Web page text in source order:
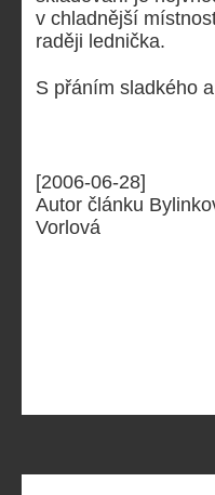
v chladnější
raději lednička.
S přáním sladkého
[2006-06-28]
Autor článku
Vorlová